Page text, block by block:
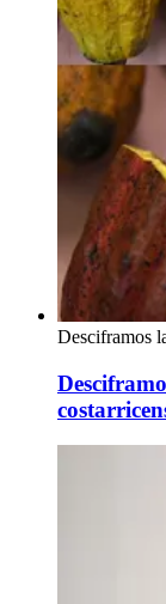
Desciframos